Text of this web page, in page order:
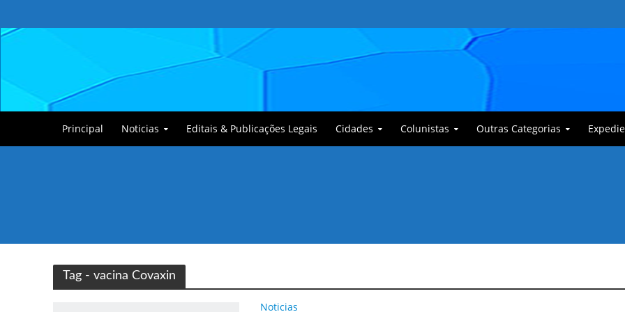
Principal Noticias Editais & Publicações Legais Cidades Colunistas Outras Categorias
Tag - vacina Covaxin
Noticias